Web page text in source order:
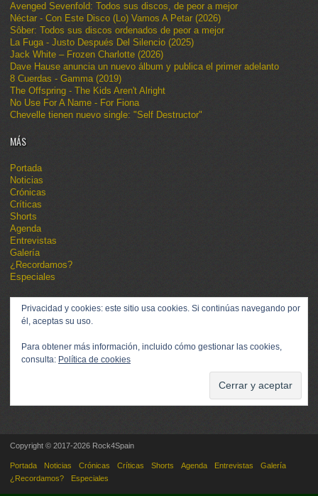
Avenged Sevenfold: Todos sus discos, de peor a mejor
Néctar - Con Este Disco (Lo) Vamos A Petar (2026)
Sôber: Todos sus discos ordenados de peor a mejor
La Fuga - Justo Después Del Silencio (2025)
Jack White – Frozen Charlotte (2026)
Dave Hause anuncia un nuevo álbum y publica el primer adelanto
8 Cuerdas - Gamma (2019)
The Offspring - The Kids Aren't Alright
No Use For A Name - For Fiona
Chevelle tienen nuevo single: "Self Destructor"
MÁS
Portada
Noticias
Crónicas
Críticas
Shorts
Agenda
Entrevistas
Galería
¿Recordamos?
Especiales
Privacidad y cookies: este sitio usa cookies. Si continúas navegando por
él, aceptas su uso.
Para obtener más información, incluido cómo gestionar las cookies,
consulta: Política de cookies
Copyright © 2017-2026 Rock4Spain
Portada Noticias Crónicas Críticas Shorts Agenda Entrevistas
Galería
¿Recordamos?
Especiales